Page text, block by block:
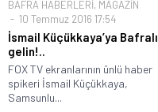
BAFRA HABERLERİ, MAGAZİN
10 Temmuz 2016 17:54
İsmail Küçükkaya’ya Bafralı
gelin!..
FOX TV ekranlarının ünlü haber
spikeri İsmail Küçükkaya,
Samsunlu...